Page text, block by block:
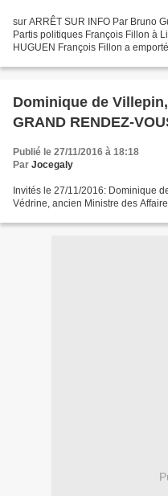
sur ARRÊT SUR INFO Par Bruno
Partis politiques François Fillon à
HUGUEN François Fillon a
Dominique de
GRAND RENDEZ-
Publié le 27/11/2016 à 18:18
Par Jocegaly
Invités le 27/11/2016: Dominique
Védrine, ancien Ministre des